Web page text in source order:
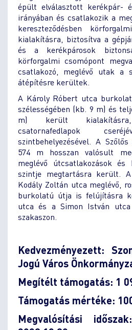
épült elválasztott kerékpár-
irányában és csatlakozik a
kereszteződésben
kialakításra, biztosítva a
és a kerékpárosok
körforgalmi csomópont
csatlakozó, meglévő utak a
átépítésre kerültek.
A Károly Róbert utca
szélességében (kb. 9 m) és
m) került kialakításra,
csatornafedlapok
szintbehelyezésével. A
574 m hosszan valósult
meglévő útcsatlakozások és
szintje megtartásra került.
Kodály Zoltán utca meglévő,
burkolatú útja is felújításra
utca és a Simon István
szakaszon.
Kedvezményezett:
Jogú Város
Megítélt támogatás: 1
Támogatás mértéke:
Megvalósítási